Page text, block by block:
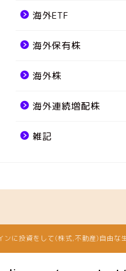
海外ETF
海外保有株
海外株
海外連続増配株
雑記
に投資をして(株式,不動産)自由な